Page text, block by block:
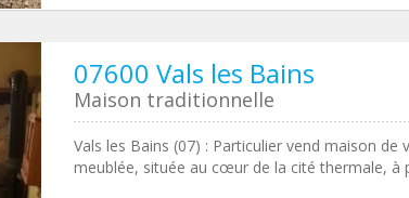
07600 Vals les Bains
Maison traditionnelle
Vals les Bains (07) : Particulier vend maison
meublée, située au cœur de la cité thermale,